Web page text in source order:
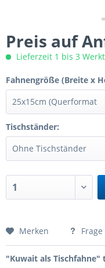
Preis auf
Lieferzeit 1 bis 3
Fahnengröße (Breite x
Tischständer:
Preis anfragen
Merken
"Kuwait als Tischfahne"